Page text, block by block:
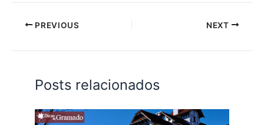
PREVIOUS NEXT
Posts relacionados